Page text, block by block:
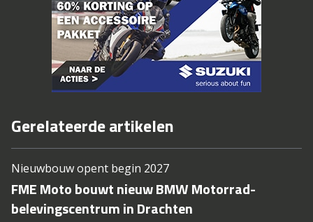
Gerelateerde artikelen
Nieuwbouw opent begin 2027
FME Moto bouwt nieuw BMW Motorrad-
belevingscentrum in Drachten